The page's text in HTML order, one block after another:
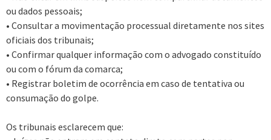
ou dados pessoais;
• Consultar a movimentação processual diretamente nos sites
oficiais dos tribunais;
• Confirmar qualquer informação com o advogado constituído
ou com o fórum da comarca;
• Registrar boletim de ocorrência em caso de tentativa ou
consumação do golpe.
Os tribunais esclarecem que: